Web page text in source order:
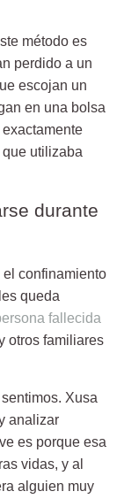
método es
perdido a un
escojan un
en una bolsa
utilizaba
durante
confinamiento
queda
fallecida
otros familiares
Xusa
analizar
es porque esa
vidas, y al
alguien muy